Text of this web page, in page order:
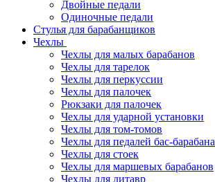
Двойные педали
Одиночные педали
Стулья для барабанщиков
Чехлы
Чехлы для малых барабанов
Чехлы для тарелок
Чехлы для перкуссии
Чехлы для палочек
Рюкзаки для палочек
Чехлы для ударной установки
Чехлы для том-томов
Чехлы для педалей бас-барабана
Чехлы для стоек
Чехлы для маршевых барабанов
Чехлы для литавр